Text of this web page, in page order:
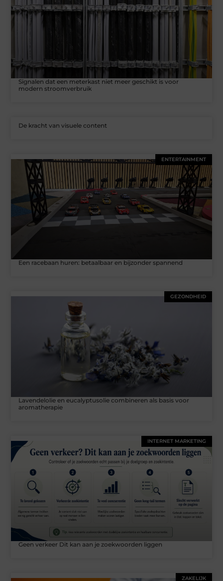
Signalen dat een meterkast niet meer geschikt is voor
modern stroomverbruik
De kracht van visuele content
ENTERTAINMENT
Een racebaan huren: betaalbaar en bijzonder spannend
GEZONDHEID
Lavendelolie en eucalyptusolie combineren als basis voor
aromatherapie
INTERNET MARKETING
Geen verkeer Dit kan aan je zoekwoorden liggen
ZAKELIJK